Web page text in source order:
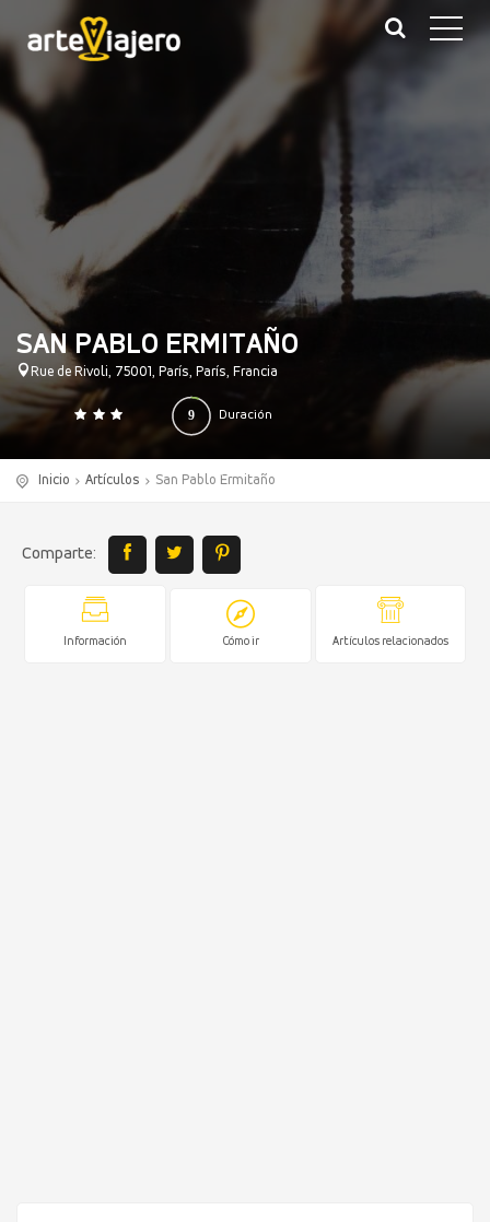
SAN PABLO ERMITAÑO
Rue de Rivoli, 75001, París, París, Francia
Duración
9
0 140
Inicio Artículos San Pablo Ermitaño
Comparte:
Información Cómo ir Artículos relacionados